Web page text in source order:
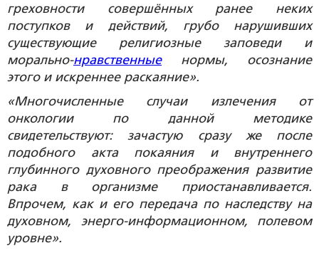
греховности совершённых ранее неких
поступков и действий, грубо нарушивших
существующие религиозные заповеди и
морально-нравственныенормы, осознание
этого и искреннее раскаяние».
«Многочисленные случаи излечения от
онкологии по данной методике
свидетельствуют: зачастую сразу же после
подобного акта покаяния и внутреннего
глубинного духовного преображения развитие
рака в организме приостанавливается.
Впрочем, как и его передача по наследству на
духовном, энерго-информационном, полевом
уровне».